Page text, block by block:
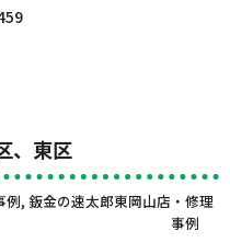
、東区
例,鈑金の速太郎東岡山店・修理
事例